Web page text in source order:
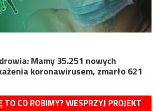
Mamy 35.251 nowych
koronawirusem, zmarło 621
TO CO ROBIMY? WESPRZYJ PROJEKT